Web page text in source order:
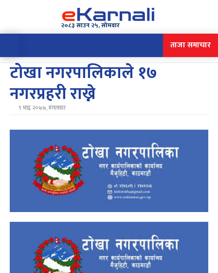
२०८३ साउन २५, सोमवार
ताजा समाचार
टोखा नगरपालिकाले १७
नगरप्रहरी राख्ने
९ भाद्र २०७७, मंगलवार